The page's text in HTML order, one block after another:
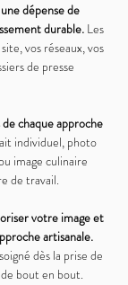
dépense de
durable. Les
vos réseaux, vos
de presse
chaque approche
individuel, photo
image culinaire
de travail.
votre image et
artisanale.
dès la prise de
bout en bout.